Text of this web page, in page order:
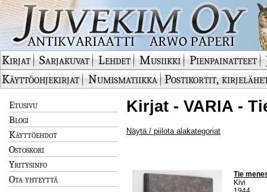
Kirjat Sarjakuvat Lehdet Musiikki Pienpainatteet
Käyttöohjekirjat
Numismatiikka Postikortit,
Etusivu
Blogi
Käyttöehdot
Ostoskori
Yritysinfo
Ota yhteyttä
Kirjat - VARIA -
Näytä / piilota alakategoriat
Tie
Kivi